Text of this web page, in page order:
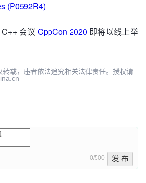
(P0592R4)
C++ 会议CppCon 2020 即将以线上举
转载，违者依法追究相关法律责任。授权请
0/500 发 布